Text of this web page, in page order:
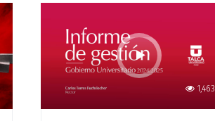
1,463